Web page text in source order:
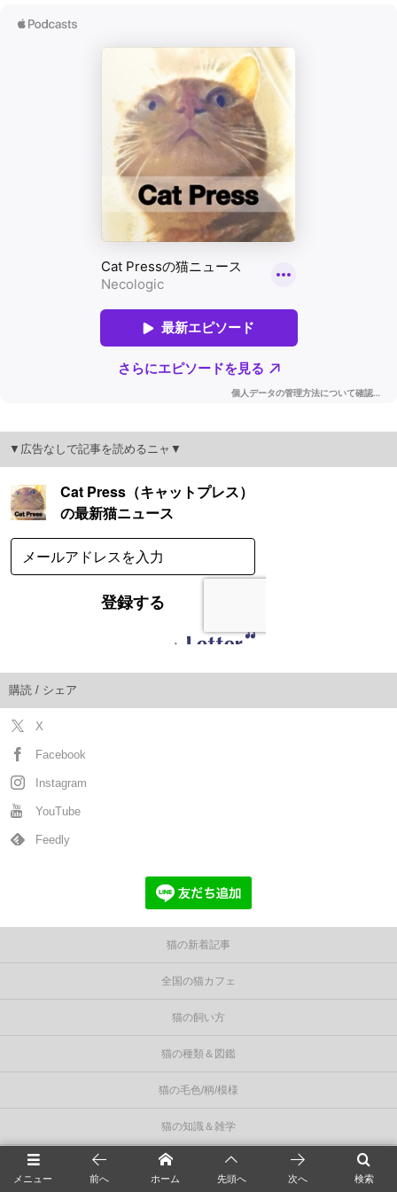
▼広告なしで記事を読めるニャ▼
購読 / シェア
X
Facebook
Instagram
YouTube
Feedly
猫の新着記事
全国の猫カフェ
猫の飼い方
猫の種類＆図鑑
猫の毛色/柄/模様
猫の知識＆雑学
メニュー 検索
前へ ホーム 先頭へ 次へ